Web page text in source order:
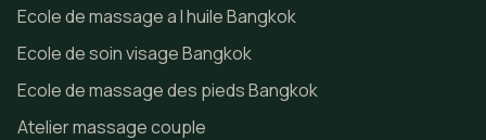
Ecole de massage a l huile Bangkok
Ecole de soin visage Bangkok
Ecole de massage des pieds Bangkok
Atelier massage couple